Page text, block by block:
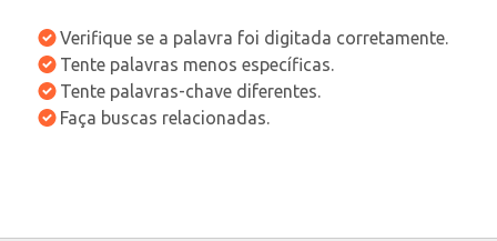
Verifique se a palavra foi digitada corretamente.
Tente palavras menos específicas.
Tente palavras-chave diferentes.
Faça buscas relacionadas.